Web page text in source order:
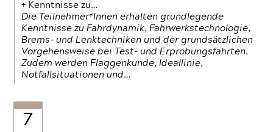
+ Kenntnisse zu…
Die Teilnehmer*Innen erhalten grundlegende
Kenntnisse zu Fahrdynamik, Fahrwerkstechnologie,
Brems- und Lenktechniken und der grundsätzlichen
Vorgehensweise bei Test- und Erprobungsfahrten.
Zudem werden Flaggenkunde, Ideallinie,
Notfallsituationen und…
7